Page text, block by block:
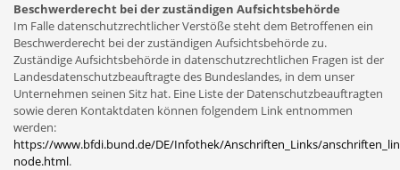
Beschwerderecht bei der zuständigen Aufsichtsbehörde
Im Falle datenschutzrechtlicher Verstöße steht dem Betroffenen ein
Beschwerderecht bei der zuständigen Aufsichtsbehörde zu.
Zuständige Aufsichtsbehörde in datenschutzrechtlichen Fragen ist der
Landesdatenschutzbeauftragte des Bundeslandes, in dem unser
Unternehmen seinen Sitz hat. Eine Liste der Datenschutzbeauftragten
sowie deren Kontaktdaten können folgendem Link entnommen
werden:
https://www.bfdi.bund.de/DE/Infothek/Anschriften_Links/
node.html.